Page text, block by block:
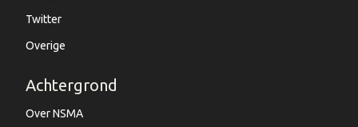
Twitter
Overige
Achtergrond
Over NSMA